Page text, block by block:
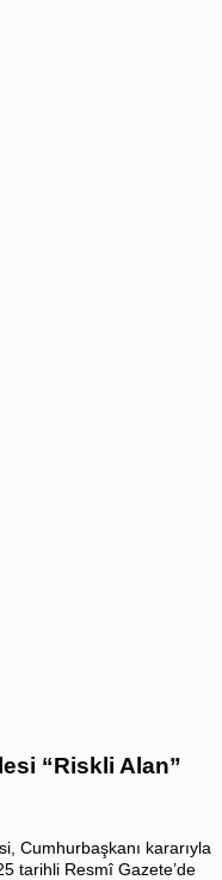
“Riskli Alan”
Cumhurbaşkanı kararıyla
tarihli Resmî Gazete’de